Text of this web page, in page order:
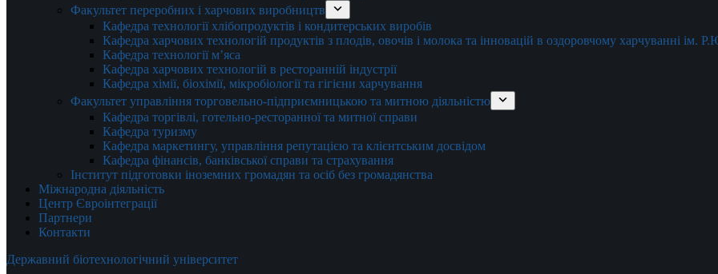
Факультет переробних і харчових виробництв
Кафедра технології хлібопродуктів і кондитерських виробів
Кафедра харчових технологій продуктів з плодів, овочів і молока та інновацій в оздоровчому харчуванні ім.
Кафедра технології м’яса
Кафедра харчових технологій в ресторанній індустрії
Кафедра хімії, біохімії, мікробіології та гігієни харчування
Факультет управління торговельно-підприємницькою та митною діяльністю
Кафедра торгівлі, готельно-ресторанної та митної справи
Кафедра туризму
Кафедра маркетингу, управління репутацією та клієнтським досвідом
Кафедра фінансів, банківської справи та страхування
Інститут підготовки іноземних громадян та осіб без громадянства
Міжнародна діяльність
Центр Євроінтеграції
Партнери
Контакти
Державний біотехнологічний університет